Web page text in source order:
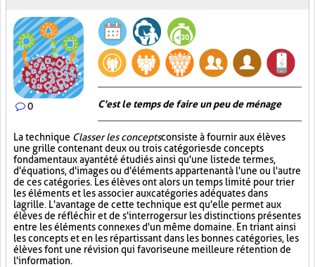
0 C'est le temps de faire un peu de ménage
La technique Classer les conceptsconsiste à fournir aux élèves
une grille contenant deux ou trois catégories de concepts
fondamentaux ayant été étudiés ainsi qu'une liste de termes,
d'équations, d'images ou d'éléments appartenant à l'une ou l'autre
de ces catégories. Les élèves ont alors un temps limité pour trier
les éléments et les associer aux catégories adéquates dans
la grille. L'avantage de cette technique est qu'elle permet aux
élèves de réfléchir et de s'interroger sur les distinctions présentes
entre les éléments connexes d'un même domaine. En triant ainsi
les concepts et en les répartissant dans les bonnes catégories, les
élèves font une révision qui favorise une meilleure rétention de
l'information.